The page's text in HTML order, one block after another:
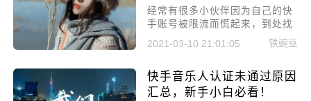
经常有很多小伙伴因为自己的快
手账号被限流而慌起来，到处找
人花钱进行解除限流，快手短视
频被限流不要慌，三招轻松解决!
2021-03-10 21:01:05 铁豌豆
快手音乐人认证未通过原因
汇总，新手小白必看！